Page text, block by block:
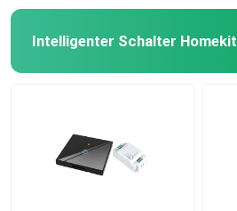
Intelligenter Schalter Homekit